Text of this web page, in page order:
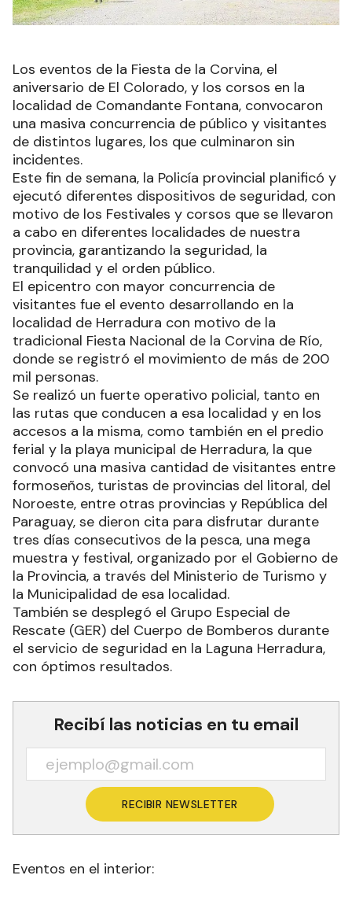
Los eventos de la Fiesta de la Corvina, el
aniversario de El Colorado, y los corsos en la
localidad de Comandante Fontana, convocaron
una masiva concurrencia de público y visitantes
de distintos lugares, los que culminaron sin
incidentes.
Este fin de semana, la Policía provincial planificó y
ejecutó diferentes dispositivos de seguridad, con
motivo de los Festivales y corsos que se llevaron
a cabo en diferentes localidades de nuestra
provincia, garantizando la seguridad, la
tranquilidad y el orden público.
El epicentro con mayor concurrencia de
visitantes fue el evento desarrollando en la
localidad de Herradura con motivo de la
tradicional Fiesta Nacional de la Corvina de Río,
donde se registró el movimiento de más de 200
mil personas.
Se realizó un fuerte operativo policial, tanto en
las rutas que conducen a esa localidad y en los
accesos a la misma, como también en el predio
ferial y la playa municipal de Herradura, la que
convocó una masiva cantidad de visitantes entre
formoseños, turistas de provincias del litoral, del
Noroeste, entre otras provincias y República del
Paraguay, se dieron cita para disfrutar durante
tres días consecutivos de la pesca, una mega
muestra y festival, organizado por el Gobierno de
la Provincia, a través del Ministerio de Turismo y
la Municipalidad de esa localidad.
También se desplegó el Grupo Especial de
Rescate (GER) del Cuerpo de Bomberos durante
el servicio de seguridad en la Laguna Herradura,
con óptimos resultados.
Recibí las noticias en tu email
RECIBIR NEWSLETTER
Eventos en el interior: